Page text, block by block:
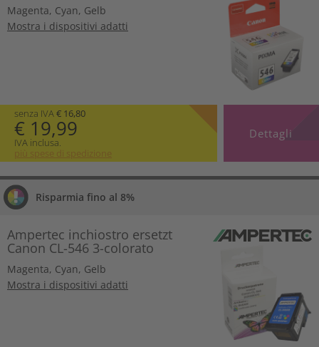
Magenta, Cyan, Gelb
Mostra i dispositivi adatti
senza IVA€ 16,80
€ 19,99
IVA inclusa.
più spese di spedizione
Dettagli
Risparmia fino al 8%
Ampertec inchiostro ersetzt
Canon CL-546 3-colorato
Magenta, Cyan, Gelb
Mostra i dispositivi adatti